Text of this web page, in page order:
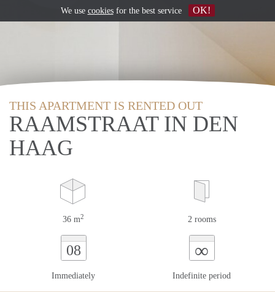
THIS APARTMENT IS RENTED OUT
RAAMSTRAAT IN DEN
HAAG
36 m2 2 rooms
08
Immediately
∞
Indefinite period
We use cookiesfor the best service OK!